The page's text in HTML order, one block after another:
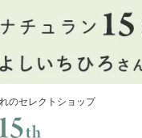
のセレクトショップ